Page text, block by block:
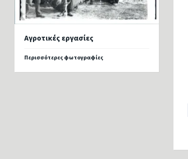
Αγροτικές εργασίες
Περισσότερες φωτογραφίες